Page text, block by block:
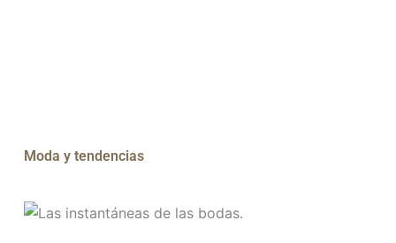
Moda y tendencias